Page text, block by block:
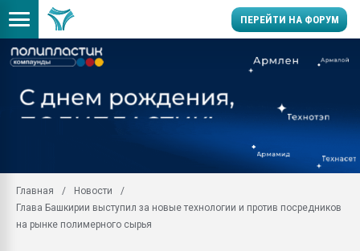
ПЕРЕЙТИ НА ФОРУМ
заводу пластмасс"
Главная
Новости
Глава Башкирии выступил за новые технологии и против посредников
на рынке полимерного сырья